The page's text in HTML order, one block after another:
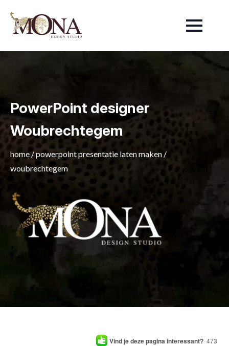
PowerPoint designer
Woubrechtegem
home/powerpoint presentatie laten maken /
woubrechtegem
Vind je deze pagina interessant? 473